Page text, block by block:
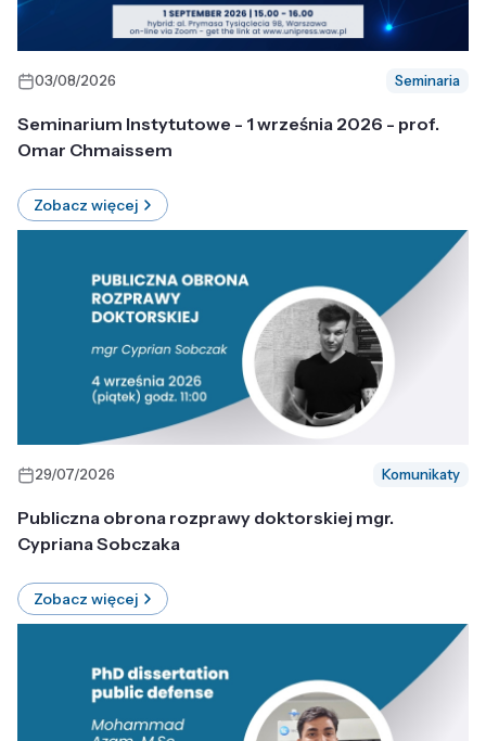
03/08/2026 Seminaria
Seminarium Instytutowe - 1 września 2026 - prof.
Omar Chmaissem
Zobacz więcej
29/07/2026 Komunikaty
Publiczna obrona rozprawy doktorskiej mgr.
Cypriana Sobczaka
Zobacz więcej